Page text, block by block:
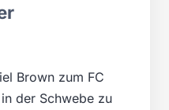
Brown zum FC
der Schwebe zu